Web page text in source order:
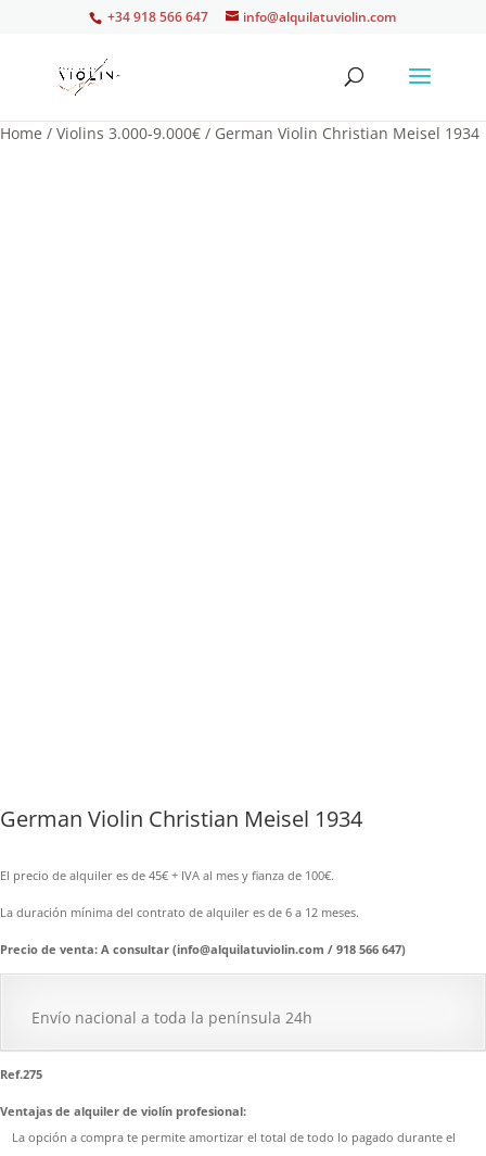
+34 918 566 647 info@alquilatuviolin.com
Home / Violins 3.000-9.000€ / German Violin Christian Meisel 1934
German Violin Christian Meisel 1934
El precio de alquiler es de 45€ + IVA al mes y fianza de 100€.
La duración mínima del contrato de alquiler es de 6 a 12 meses.
Precio de venta: A consultar (info@alquilatuviolin.com / 918 566 647)
Envío nacional a toda la península 24h
Ref.275
Ventajas de alquiler de violín profesional:
La opción a compra te permite amortizar el total de todo lo pagado durante el